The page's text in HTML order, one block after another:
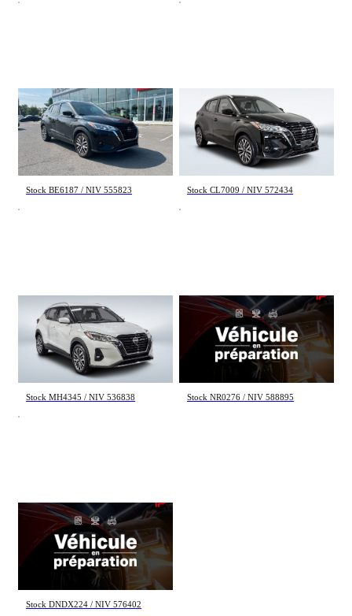
Nissan Kicks
SV 2024
28 019 km
22 495 $
Stock BE6187 / NIV 555823
Nissan Kicks
SV 2024
29 040 km
22 430 $
Stock CL7009 / NIV 572434
Nissan Kicks
SV 2024
19 488 km
22 782 $
Stock MH4345 / NIV 536838
Nissan Kicks
S 2024
40 346 km
Stock NR0276 / NIV 588895
Nissan Kicks
SV 2024
17 682 km
Stock DNDX224 / NIV 576402